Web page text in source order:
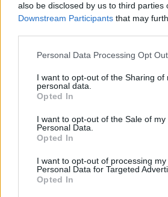
also be disclosed by us to third parties
Downstream Participants that may
Personal Data Processing Opt
I want to opt-out of the Sharing of
personal data.
Opted In
I want to opt-out of the Sale of my
Personal Data.
Opted In
I want to opt-out of processing my
Personal Data for Targeted
Opted In
ΑΓΓΕΛΙΕΣ